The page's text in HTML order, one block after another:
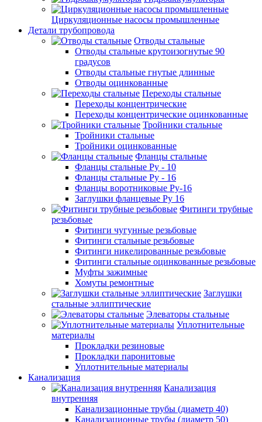
Циркуляционные насосы промышленные
Детали трубопровода
Отводы стальные
Отводы стальные крутоизогнутые 90
градусов
Отводы стальные гнутые длинные
Отводы оцинкованные
Переходы стальные
Переходы концентрические
Переходы концентрические оцинкованные
Тройники стальные
Тройники стальные
Тройники оцинкованные
Фланцы стальные
Фланцы стальные Ру - 10
Фланцы стальные Ру - 16
Фланцы воротниковые Ру-16
Заглушки фланцевые Ру 16
Фитинги трубные
резьбовые
Фитинги чугунные резьбовые
Фитинги стальные резьбовые
Фитинги никелированные резьбовые
Фитинги стальные оцинкованные резьбовые
Муфты зажимные
Хомуты ремонтные
Заглушки
стальные эллиптические
Элеваторы стальные
Уплотнительные
материалы
Прокладки резиновые
Прокладки паронитовые
Уплотнительные материалы
Канализация
Канализация
внутренняя
Канализационные трубы (диаметр 40)
Канализационные трубы (диаметр 50)